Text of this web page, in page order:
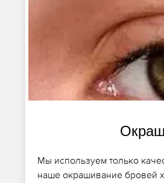
Мы используем только
наше окрашивание бровей